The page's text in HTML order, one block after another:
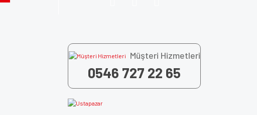
Müşteri Hizmetleri
0546 727 22 65